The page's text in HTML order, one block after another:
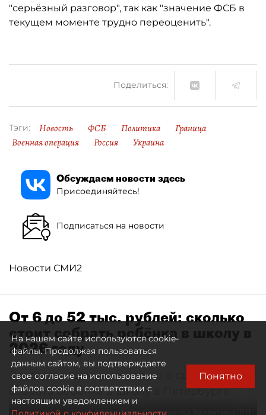
"серьёзный разговор", так как "значение ФСБ в
текущем моменте трудно переоценить".
Поделиться:
Тэги: Новость ФСБ Политика
Граница
Военная операция
Россия Украина
Обсуждаем новости здесь
Присоединяйтесь!
Подписаться на новости
Новости СМИ2
От 6 до 52 тыс. рублей: сколько
стоит собрать ребёнка в школу в
2026 году
Эксперты оценили, сколько в среднем стоит
собрать ребёнка в школу в Петербурге
На нашем сайте используются cookie-
файлы. Продолжая пользоваться
данным сайтом, вы подтверждаете
свое согласие на использование
файлов cookie в соответствии с
настоящим уведомлением и
Понятно